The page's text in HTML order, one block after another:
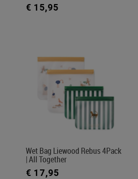
€ 15,95
Wet Bag Liewood Rebus 4Pack
| All Together
€ 17,95